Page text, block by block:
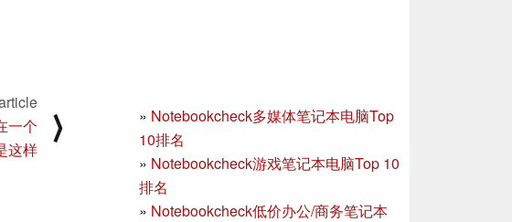
» Notebookcheck多媒体笔记本电脑Top
10排名
» Notebookcheck游戏笔记本电脑Top 10
排名
» Notebookcheck低价办公/商务笔记本
一个
这样
⟩